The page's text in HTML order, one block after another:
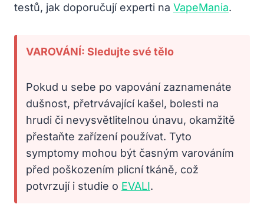
testů, jak doporučují experti na VapeMania.
VAROVÁNÍ: Sledujte své tělo
Pokud u sebe po vapování zaznamenáte
dušnost, přetrvávající kašel, bolesti na
hrudi či nevysvětlitelnou únavu, okamžitě
přestaňte zařízení používat. Tyto
symptomy mohou být časným varováním
před poškozením plicní tkáně, což
potvrzují i studie o EVALI.